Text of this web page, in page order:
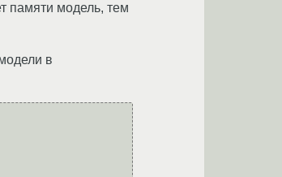
памяти модель, тем
в